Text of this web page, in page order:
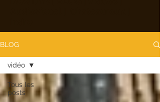
BLOG
Tous les
posts
vidéo